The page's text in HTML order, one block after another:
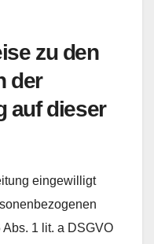
zu den
der
auf dieser
eingewilligt
1 lit. a DSGVO